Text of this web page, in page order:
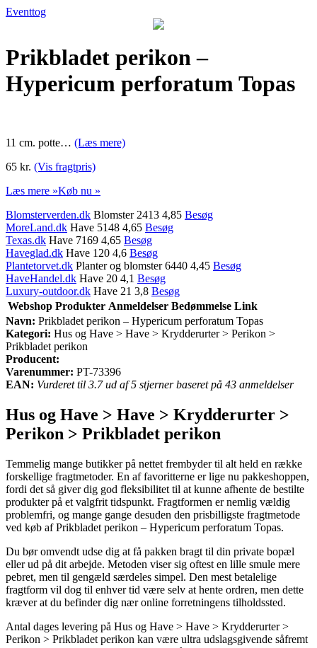
Eventtog
Prikbladet perikon –
Hypericum perforatum Topas
11 cm. potte… (Læs mere)
65 kr. (Vis fragtpris)
Læs mere »Køb nu »
Blomsterverden.dk Blomster 2413 4,85 Besøg
MoreLand.dk Have 5148 4,65 Besøg
Texas.dk Have 7169 4,65 Besøg
Haveglad.dk Have 120 4,6 Besøg
Plantetorvet.dk Planter og blomster 6440 4,45 Besøg
HaveHandel.dk Have 20 4,1 Besøg
Luxury-outdoor.dk Have 21 3,8 Besøg
Webshop Produkter Anmeldelser Bedømmelse Link
Navn: Prikbladet perikon – Hypericum perforatum Topas
Kategori: Hus og Have > Have > Krydderurter > Perikon >
Prikbladet perikon
Producent:
Varenummer: PT-73396
EAN: Vurderet til 3.7 ud af 5 stjerner baseret på 43 anmeldelser
Hus og Have > Have > Krydderurter >
Perikon > Prikbladet perikon
Temmelig mange butikker på nettet frembyder til alt held en række
forskellige fragtmetoder. En af favoritterne er lige nu pakkeshoppen,
fordi det så giver dig god fleksibilitet til at kunne afhente de bestilte
produkter på et valgfrit tidspunkt. Fragtformen er nemlig vældig
problemfri, og mange gange desuden den prisbilligste fragtmetode
ved køb af Prikbladet perikon – Hypericum perforatum Topas.
Du bør omvendt udse dig at få pakken bragt til din private bopæl
eller ud på dit arbejde. Metoden viser sig oftest en lille smule mere
pebret, men til gengæld særdeles simpel. Den mest betalelige
fragtform vil dog til enhver tid være selv at hente ordren, men dette
kræver at du befinder dig nær online forretningens tilholdssted.
Antal dages levering på Hus og Have > Have > Krydderurter >
Perikon > Prikbladet perikon kan være ultra udslagsgivende såfremt